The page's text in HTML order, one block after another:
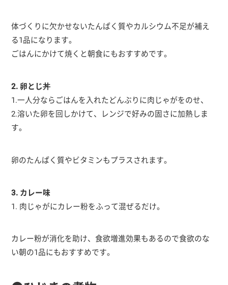
体づくりに欠かせないたんぱく質やカルシウム不足が補え
る1品になります。
ごはんにかけて焼くと朝食にもおすすめです。
2. 卵とじ丼
1.一人分ならごはんを入れたどんぶりに肉じゃがをのせ、
2.溶いた卵を回しかけて、レンジで好みの固さに加熱しま
す。
卵のたんぱく質やビタミンもプラスされます。
3. カレー味
1. 肉じゃがにカレー粉をふって混ぜるだけ。
カレー粉が消化を助け、食欲増進効果もあるので食欲のな
い朝の1品にもおすすめです。